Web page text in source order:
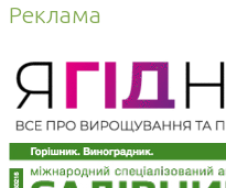
Реклама